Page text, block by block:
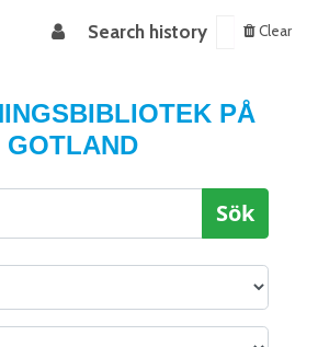
Search history Clear
PÅ
GOTLAND
Sök